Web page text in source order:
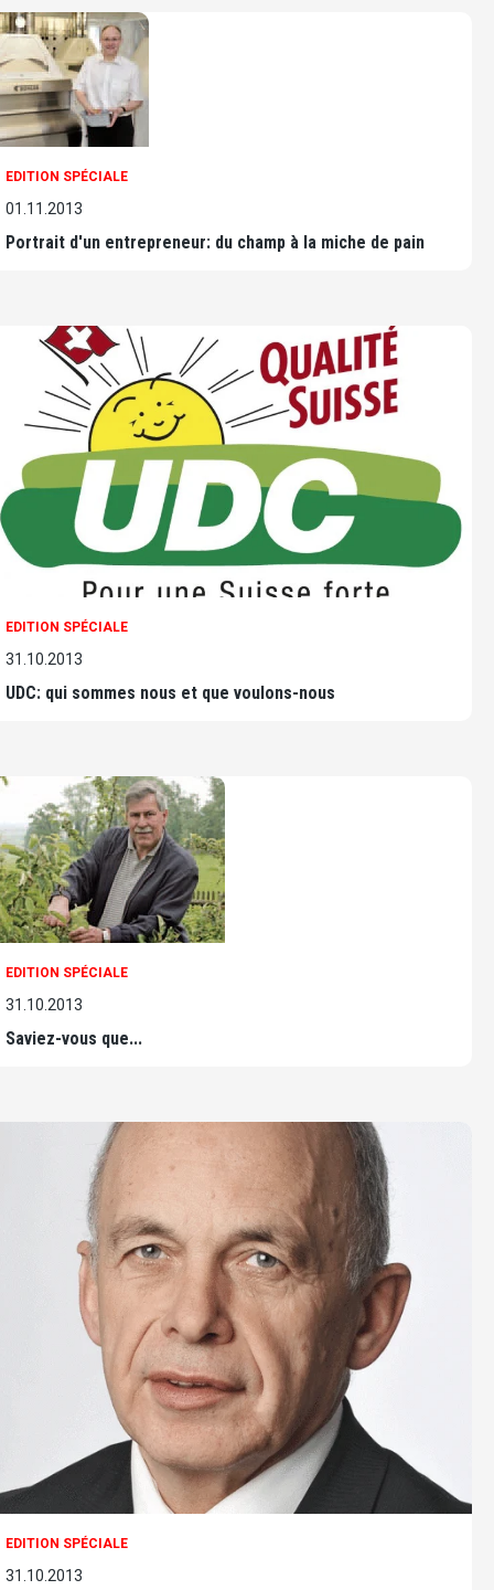
EDITION SPÉCIALE
01.11.2013
Portrait d'un entrepreneur: du champ à la miche de pain
EDITION SPÉCIALE
31.10.2013
UDC: qui sommes nous et que voulons-nous
EDITION SPÉCIALE
31.10.2013
Saviez-vous que...
EDITION SPÉCIALE
31.10.2013